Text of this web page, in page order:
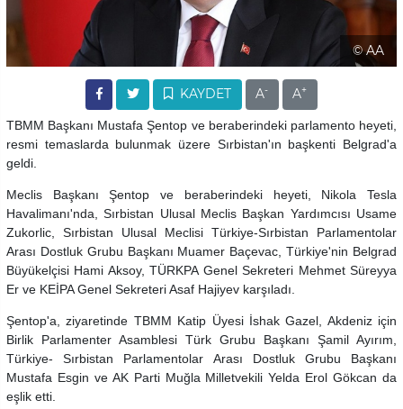
© AA
KAYDET A- A+
TBMM Başkanı Mustafa Şentop ve beraberindeki parlamento heyeti,
resmi temaslarda bulunmak üzere Sırbistan'ın başkenti Belgrad'a
geldi.
Meclis Başkanı Şentop ve beraberindeki heyeti, Nikola Tesla
Havalimanı'nda, Sırbistan Ulusal Meclis Başkan Yardımcısı Usame
Zukorlic, Sırbistan Ulusal Meclisi Türkiye-Sırbistan Parlamentolar
Arası Dostluk Grubu Başkanı Muamer Baçevac, Türkiye'nin Belgrad
Büyükelçisi Hami Aksoy, TÜRKPA Genel Sekreteri Mehmet Süreyya
Er ve KEİPA Genel Sekreteri Asaf Hajiyev karşıladı.
Şentop'a, ziyaretinde TBMM Katip Üyesi İshak Gazel, Akdeniz için
Birlik Parlamenter Asamblesi Türk Grubu Başkanı Şamil Ayırım,
Türkiye- Sırbistan Parlamentolar Arası Dostluk Grubu Başkanı
Mustafa Esgin ve AK Parti Muğla Milletvekili Yelda Erol Gökcan da
eşlik etti.